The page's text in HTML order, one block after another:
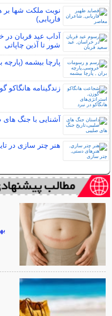
نوبت ملکت شها بر
فاریابی)
آداب عید قربان در
شور تا آذین چاپاتی
پارچا بیشمه (پارچه
زندگینامه هانگاکو
آشنایی با جنگ های
هنر چتر سازی در